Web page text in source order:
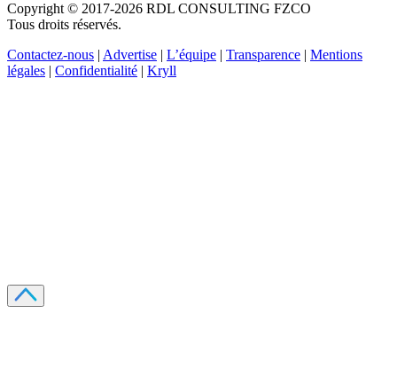
Copyright © 2017-2026 RDL CONSULTING FZCO
Tous droits réservés.
Contactez-nous | Advertise | L’équipe | Transparence | Mentions
légales | Confidentialité | Kryll